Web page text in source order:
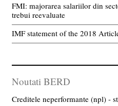
FMI: majorarea salariilor din
trebui reevaluate
IMF statement of the 2018
Noutati BERD
Creditele neperformante (npl) -